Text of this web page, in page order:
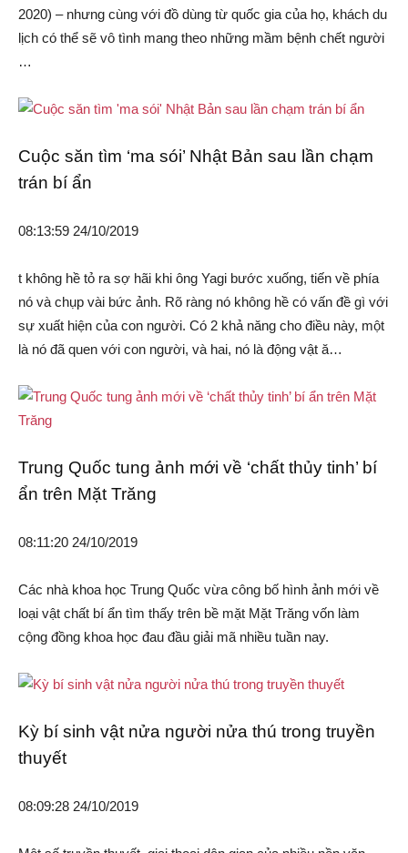
2020) – nhưng cùng với đồ dùng từ quốc gia của họ, khách du
lịch có thể sẽ vô tình mang theo những mầm bệnh chết người
…
Cuộc săn tìm ‘ma sói’ Nhật Bản sau lần chạm
trán bí ẩn
08:13:59 24/10/2019
t không hề tỏ ra sợ hãi khi ông Yagi bước xuống, tiến về phía
nó và chụp vài bức ảnh. Rõ ràng nó không hề có vấn đề gì với
sự xuất hiện của con người. Có 2 khả năng cho điều này, một
là nó đã quen với con người, và hai, nó là động vật ă…
Trung Quốc tung ảnh mới về ‘chất thủy tinh’ bí
ẩn trên Mặt Trăng
08:11:20 24/10/2019
Các nhà khoa học Trung Quốc vừa công bố hình ảnh mới về
loại vật chất bí ẩn tìm thấy trên bề mặt Mặt Trăng vốn làm
cộng đồng khoa học đau đầu giải mã nhiều tuần nay.
Kỳ bí sinh vật nửa người nửa thú trong truyền
thuyết
08:09:28 24/10/2019